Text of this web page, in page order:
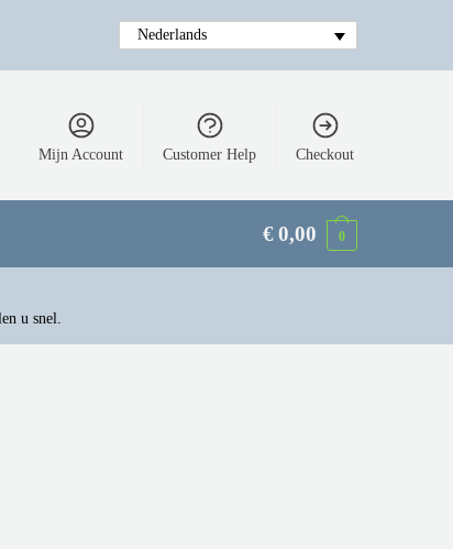
Nederlands
Mijn Account Customer Help Checkout
€0,00 0
u snel.